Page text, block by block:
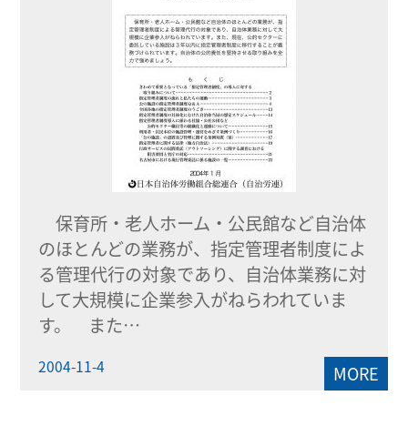
保育所・老人ホーム・公民館など自治体
のほとんどの業務が、指定管理者制度によ
る管理代行の対象であり、自治体業務に対
して大規模に企業参入がねらわれていま
す。 また…
2004-11-4 MORE